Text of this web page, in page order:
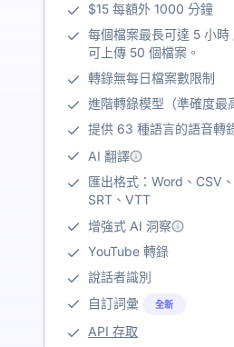
$15 每額外 1000 分鐘
每個檔案最長可達 5 小時
可上傳 50 個檔案。
轉錄無每日檔案數限制
進階轉錄模型（準確度最
提供 63 種語言的語音轉
AI 翻譯
匯出格式：Word、CSV
SRT、VTT
增強式 AI 洞察
YouTube 轉錄
說話者識別
自訂詞彙
全新
API 存取